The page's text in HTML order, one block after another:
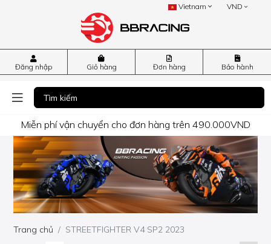
Vietnam VND
Đăng nhập Giỏ hàng Đơn hàng Bảo hành
Miễn phí vận chuyển cho đơn hàng trên 490.000VND
Trang chủ
STREETFIGHTER V4 SP2 2023